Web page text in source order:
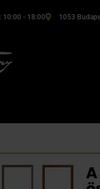
10:00 - 18:00 1053